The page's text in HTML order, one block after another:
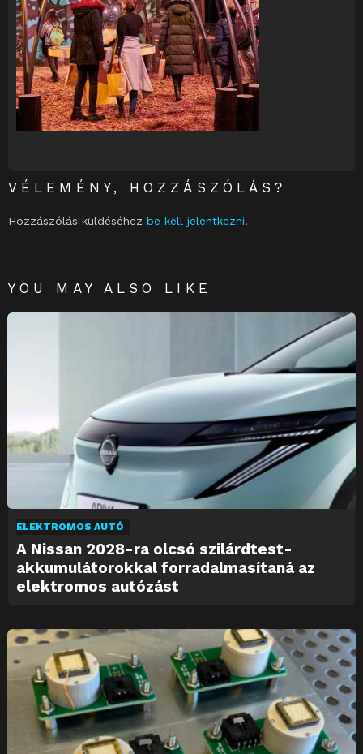
VÉLEMÉNY, HOZZÁSZÓLÁS?
Hozzászólás küldéséhez be kell jelentkezni.
YOU MAY ALSO LIKE
ELEKTROMOS AUTÓ
A Nissan 2028-ra olcsó szilárdtest-
akkumulátorokkal forradalmasítaná az
elektromos autózást